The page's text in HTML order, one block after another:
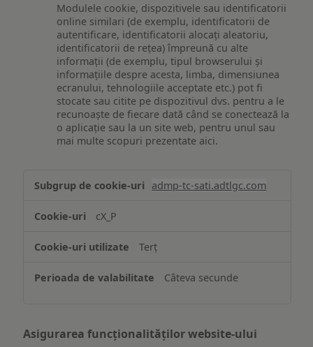
Modulele cookie, dispozitivele sau identificatorii
online similari (de exemplu, identificatorii de
autentificare, identificatorii alocați aleatoriu,
identificatorii de rețea) împreună cu alte
informații (de exemplu, tipul browserului și
informațiile despre acesta, limba, dimensiunea
ecranului, tehnologiile acceptate etc.) pot fi
stocate sau citite pe dispozitivul dvs. pentru a le
recunoaște de fiecare dată când se conectează la
o aplicație sau la un site web, pentru unul sau
mai multe scopuri prezentate aici.
și/sau
informațiilor
pe
dispozitiv
admp-tc-sati.adtlgc.com
cX_P
Terț
Câteva secunde
Asigurarea funcționalităților website-ului